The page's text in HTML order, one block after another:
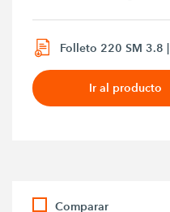
Folleto 220 SM 3.8
Ir al producto
Comparar